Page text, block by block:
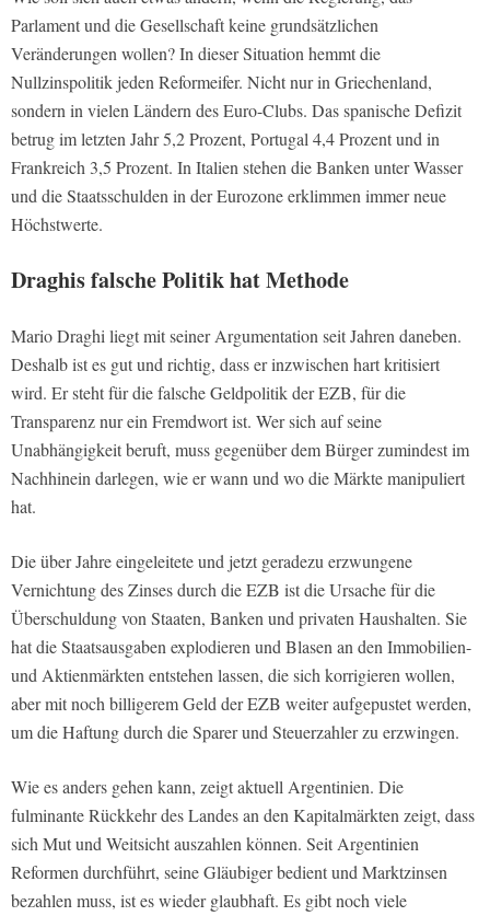
Parlament und die Gesellschaft keine grundsätzlichen
Veränderungen wollen? In dieser Situation hemmt die
Nullzinspolitik jeden Reformeifer. Nicht nur in Griechenland,
sondern in vielen Ländern des Euro-Clubs. Das spanische Defizit
betrug im letzten Jahr 5,2 Prozent, Portugal 4,4 Prozent und in
Frankreich 3,5 Prozent. In Italien stehen die Banken unter Wasser
und die Staatsschulden in der Eurozone erklimmen immer neue
Höchstwerte.
Draghis falsche Politik hat Methode
Mario Draghi liegt mit seiner Argumentation seit Jahren daneben.
Deshalb ist es gut und richtig, dass er inzwischen hart kritisiert
wird. Er steht für die falsche Geldpolitik der EZB, für die
Transparenz nur ein Fremdwort ist. Wer sich auf seine
Unabhängigkeit beruft, muss gegenüber dem Bürger zumindest im
Nachhinein darlegen, wie er wann und wo die Märkte manipuliert
hat.
Die über Jahre eingeleitete und jetzt geradezu erzwungene
Vernichtung des Zinses durch die EZB ist die Ursache für die
Überschuldung von Staaten, Banken und privaten Haushalten. Sie
hat die Staatsausgaben explodieren und Blasen an den Immobilien-
und Aktienmärkten entstehen lassen, die sich korrigieren wollen,
aber mit noch billigerem Geld der EZB weiter aufgepustet werden,
um die Haftung durch die Sparer und Steuerzahler zu erzwingen.
Wie es anders gehen kann, zeigt aktuell Argentinien. Die
fulminante Rückkehr des Landes an den Kapitalmärkten zeigt, dass
sich Mut und Weitsicht auszahlen können. Seit Argentinien
Reformen durchführt, seine Gläubiger bedient und Marktzinsen
bezahlen muss, ist es wieder glaubhaft. Es gibt noch viele